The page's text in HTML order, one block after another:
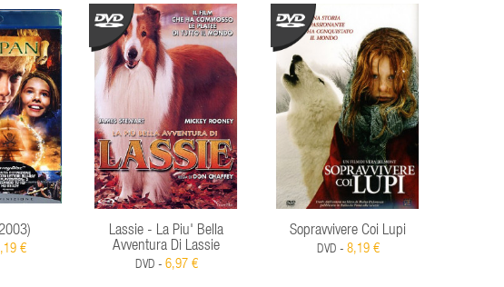
€
Lassie - La Piu' Bella
Avventura Di Lassie
DVD - 6,97 €
Sopravvivere Coi Lupi
DVD - 8,19 €